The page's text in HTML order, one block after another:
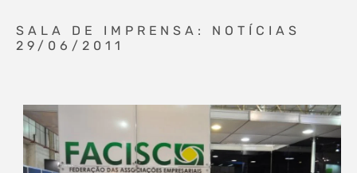
SALA DE IMPRENSA: NOTÍCIAS
29/06/2011